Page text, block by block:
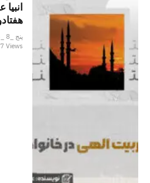
پنج _8 _جنوری _2026AH 8-1-2026AD
7Views